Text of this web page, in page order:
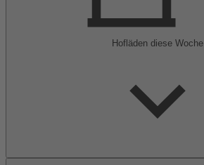
Hofläden diese Woche